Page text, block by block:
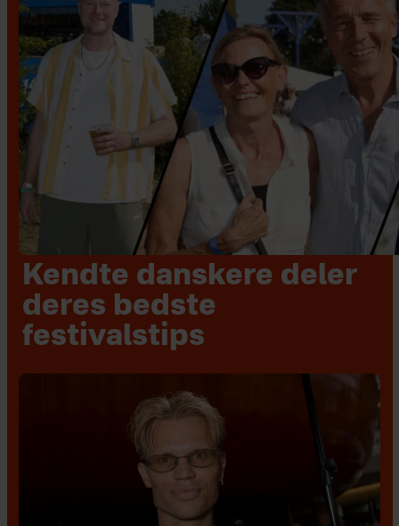
Kendte danskere deler
deres bedste
festivalstips